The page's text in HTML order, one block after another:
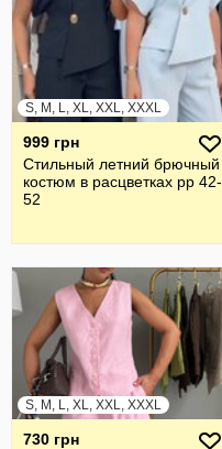
S, M, L, XL, XXL, XXXL
999 грн
Стильный летний брючный
костюм в расцветках рр 42-
52
S, M, L, XL, XXL, XXXL
730 грн